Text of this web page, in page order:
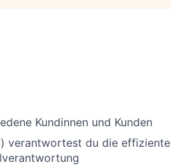
Kundinnen und Kunden
verantwortest du die effiziente